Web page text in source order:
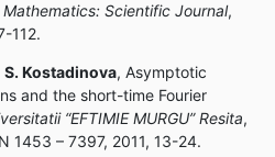
Scientific Journal,
112.
S. Kostadinova, Asymptotic
and the short-time Fourier
“EFTIMIE MURGU” Resita,
1453 – 7397, 2011, 13-24.